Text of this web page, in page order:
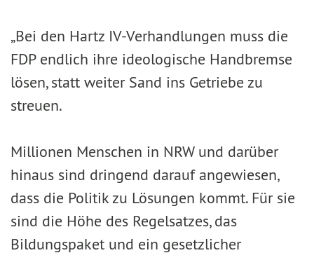
„Bei den Hartz IV-Verhandlungen muss die
FDP endlich ihre ideologische Handbremse
lösen, statt weiter Sand ins Getriebe zu
streuen.
Millionen Menschen in NRW und darüber
hinaus sind dringend darauf angewiesen,
dass die Politik zu Lösungen kommt. Für sie
sind die Höhe des Regelsatzes, das
Bildungspaket und ein gesetzlicher